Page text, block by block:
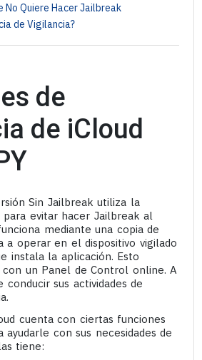
No Quiere Hacer Jailbreak
de Vigilancia?
de
de iCloud
Sin Jailbreak utiliza la
para evitar hacer Jailbreak al
mediante una copia de
a operar en el dispositivo vigilado
instala la aplicación. Esto
un Panel de Control online. A
conducir sus actividades de
cuenta con ciertas funciones
ayudarle con sus necesidades de
tiene: